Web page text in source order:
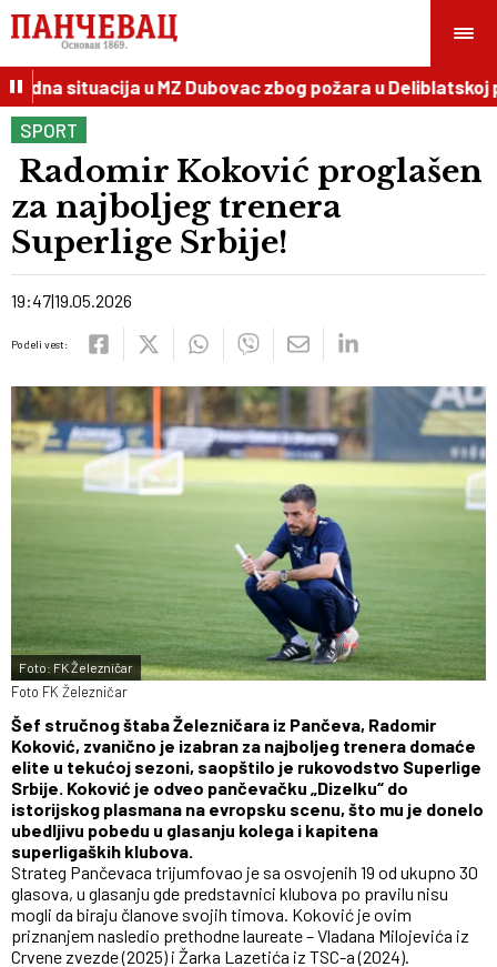
situacija u MZ Dubovac zbog požara u Deliblatskoj
SPORT
Radomir Koković proglašen
za najboljeg trenera
Superlige Srbije!
19:4719.05.2026
Podeli vest:
Foto: FK Železničar
Foto FK Železničar
Šef stručnog štaba Železničara iz Pančeva, Radomir
Koković, zvanično je izabran za najboljeg trenera domaće
elite u tekućoj sezoni, saopštilo je rukovodstvo Superlige
Srbije. Koković je odveo pančevačku „Dizelku“ do
istorijskog plasmana na evropsku scenu, što mu je donelo
ubedljivu pobedu u glasanju kolega i kapitena
superligaških klubova.
Strateg Pančevaca trijumfovao je sa osvojenih 19 od ukupno 30
glasova, u glasanju gde predstavnici klubova po pravilu nisu
mogli da biraju članove svojih timova. Koković je ovim
priznanjem nasledio prethodne laureate – Vladana Milojevića iz
Crvene zvezde (2025) i Žarka Lazetića iz TSC-a (2024).